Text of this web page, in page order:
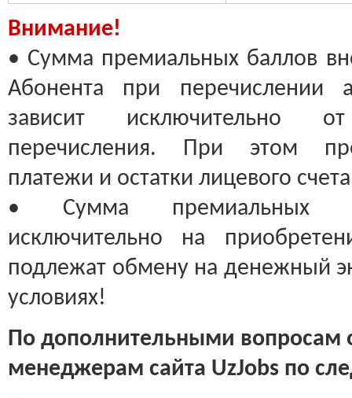
Внимание!
• Сумма премиальных баллов
Абонента при перечислении
зависит исключительно
перечисления. При этом
платежи и остатки лицевого
• Сумма премиальных
исключительно на
подлежат обмену на денежный
условиях!
По дополнительными вопросам
менеджерам сайта UzJobs по